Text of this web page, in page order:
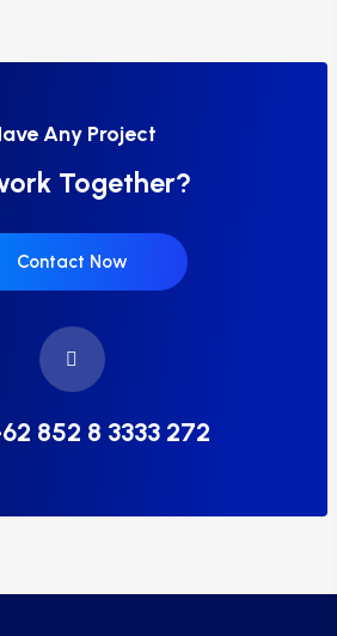
Any Project
Together?
Contact Now
852 8 3333 272